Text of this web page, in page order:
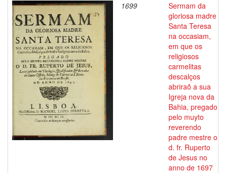
1699
Sermam da
gloriosa madre
Santa Teresa
na occasiam,
em que os
religiosos
carmelitas
descalços
abriraõ a sua
Igreja nova da
Bahia, pregado
pelo muyto
reverendo
padre mestre o
d. fr. Ruperto
de Jesus no
anno de 1697